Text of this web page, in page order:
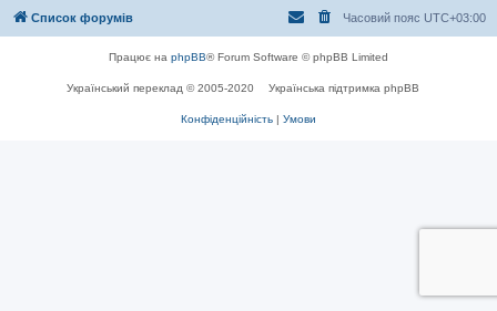
Список форумів Часовий пояс UTC+03:00
Працює на phpBB® Forum Software © phpBB Limited
Український переклад © 2005-2020 Українська підтримка phpBB
Конфіденційність | Умови